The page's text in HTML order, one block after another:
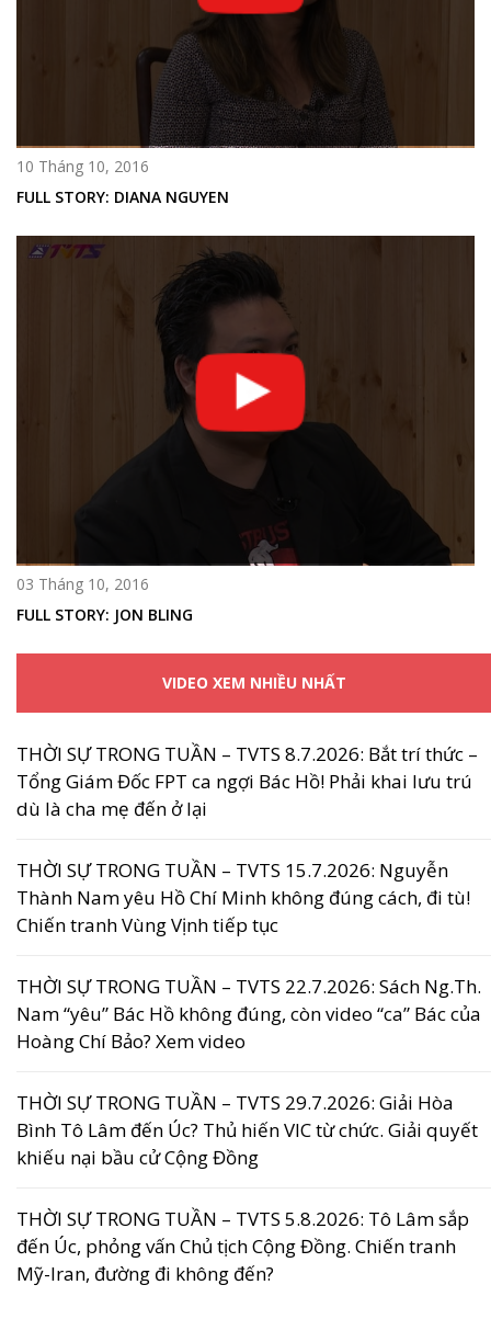
10 Tháng 10, 2016
FULL STORY: DIANA NGUYEN
03 Tháng 10, 2016
FULL STORY: JON BLING
VIDEO XEM NHIỀU NHẤT
THỜI SỰ TRONG TUẦN – TVTS 8.7.2026: Bắt trí thức –
Tổng Giám Đốc FPT ca ngợi Bác Hồ! Phải khai lưu trú
dù là cha mẹ đến ở lại
THỜI SỰ TRONG TUẦN – TVTS 15.7.2026: Nguyễn
Thành Nam yêu Hồ Chí Minh không đúng cách, đi tù!
Chiến tranh Vùng Vịnh tiếp tục
THỜI SỰ TRONG TUẦN – TVTS 22.7.2026: Sách Ng.Th.
Nam “yêu” Bác Hồ không đúng, còn video “ca” Bác của
Hoàng Chí Bảo? Xem video
THỜI SỰ TRONG TUẦN – TVTS 29.7.2026: Giải Hòa
Bình Tô Lâm đến Úc? Thủ hiến VIC từ chức. Giải quyết
khiếu nại bầu cử Cộng Đồng
THỜI SỰ TRONG TUẦN – TVTS 5.8.2026: Tô Lâm sắp
đến Úc, phỏng vấn Chủ tịch Cộng Đồng. Chiến tranh
Mỹ-Iran, đường đi không đến?